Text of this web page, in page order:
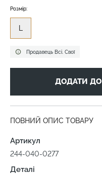
Продавець Всі. Свої
Розмір:
L
ДОДАТИ
ПОВНИЙ ОПИС ТОВАРУ
Артикул
244-040-0277
Деталі